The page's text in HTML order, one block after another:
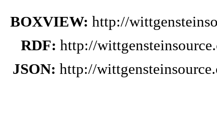
BOXVIEW: http://
RDF: http://
JSON: http://